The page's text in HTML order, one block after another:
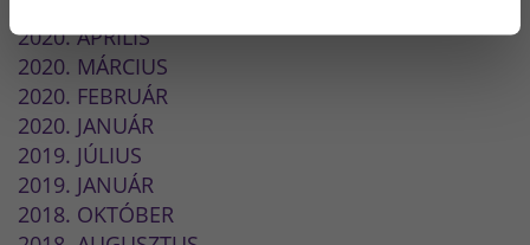
2020. ÁPRILIS
2020. MÁRCIUS
2020. FEBRUÁR
2020. JANUÁR
2019. JÚLIUS
2019. JANUÁR
2018. OKTÓBER